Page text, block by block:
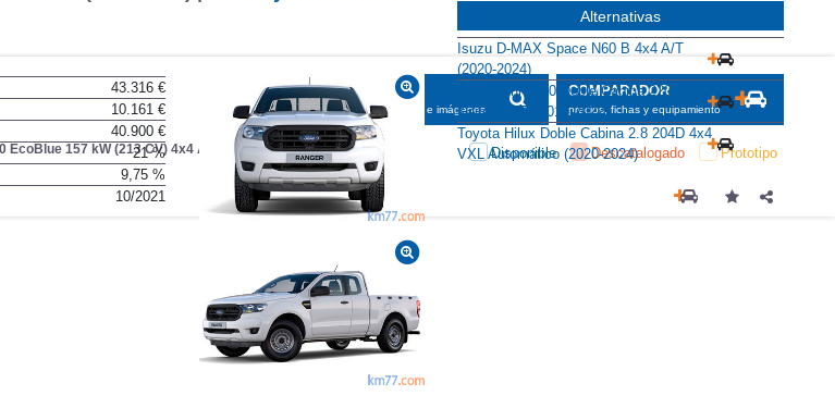
BUSCADOR
informaciones, fichas e imágenes
COMPARADOR
precios, fichas y equipamiento
157 kW (213 CV) 4x4 Aut. Disponible Descatalogado Prototipo
43.316 €
10.161 €
40.900 €
21 %
9,75 %
10/2021
Alternativas
Isuzu D-MAX Space N60 B 4x4 A/T
(2020-2024)
Mitsubishi L200 Doble Cabina 220 DI-D
Kaiteki 6AT (2019-2022)
Toyota Hilux Doble Cabina 2.8 204D 4x4
VXL Automático (2020-2024)